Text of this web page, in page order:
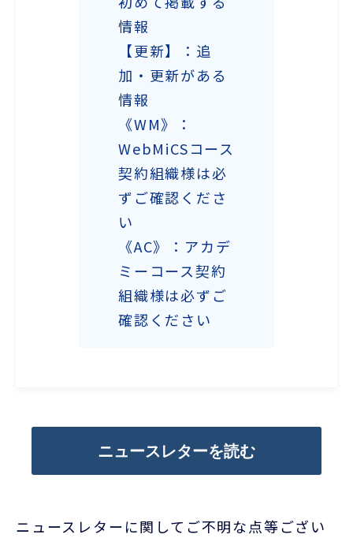
情報
【更新】：追
加・更新がある
情報
《WM》：
WebMiCSコース
契約組織様は必
ずご確認くださ
い
《AC》：アカデ
ミーコース契約
組織様は必ずご
確認ください
ニュースレターを読む
ニュースレターに関してご不明な点等ござい